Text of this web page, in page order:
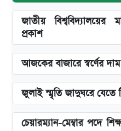
জাতীয় বিশ্ববিদ্যালয়ের
প্রকাশ
আজকের বাজারে স্বর্ণের
জুলাই স্মৃতি জাদুঘরে যেতে
চেয়ারম্যান-মেম্বার পদে